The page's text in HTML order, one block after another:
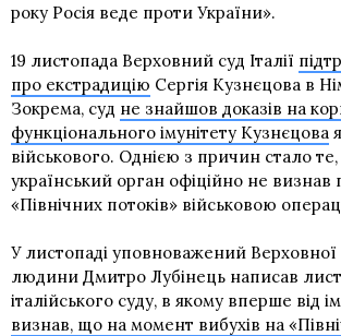
року Росія веде проти України».
19 листопада Верховний суд Італії
про екстрадицію Сергія Кузнєцова в
Зокрема, суд не знайшов доказів на
функціонального імунітету Кузнєцова
військового. Однією з причин стало
український орган офіційно не визнав
«Північних потоків» військовою
У листопаді уповноважений Верховної
людини Дмитро Лубінець написав
італійського суду, в якому вперше від
визнав, що на момент вибухів на